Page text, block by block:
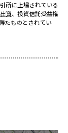
所に上場されている
資、投資信託受益権
たものとされてい